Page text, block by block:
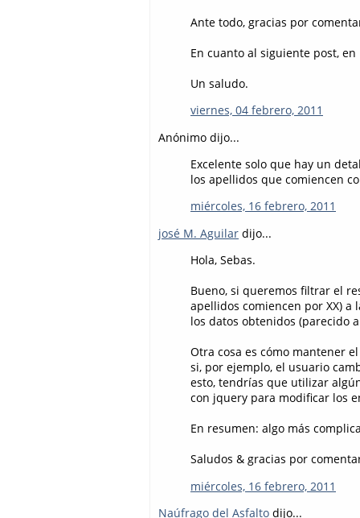
Ante todo, gracias por
En cuanto al siguiente post,
Un saludo.
viernes, 04 febrero, 2011
Anónimo dijo...
Excelente solo que hay un
los apellidos que comiencen
miércoles, 16 febrero, 2011
josé M. Aguilar dijo...
Hola, Sebas.
Bueno, si queremos filtrar el
apellidos comiencen por XX) a
los datos obtenidos (parecido
Otra cosa es cómo mantener
si, por ejemplo, el usuario
esto, tendrías que utilizar
con jquery para modificar los
En resumen: algo más
Saludos & gracias por
miércoles, 16 febrero, 2011
Naúfrago del Asfalto dijo...